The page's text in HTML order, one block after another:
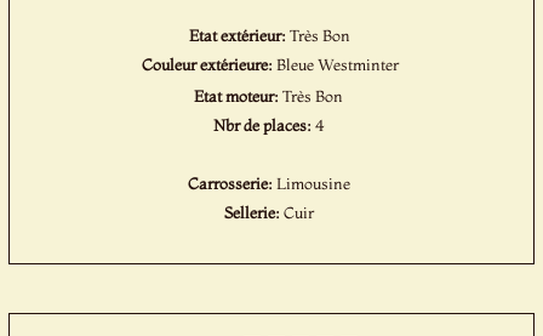
Etat extérieur:Très Bon
Couleur extérieure: Bleue Westminter
Etat moteur:Très Bon
Nbr de places: 4
Carrosserie: Limousine
Sellerie: Cuir